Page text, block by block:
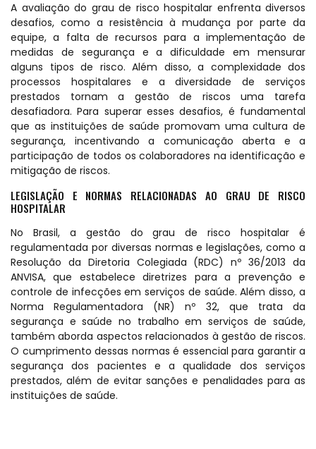
A avaliação do grau de risco hospitalar enfrenta diversos
desafios, como a resistência à mudança por parte da
equipe, a falta de recursos para a implementação de
medidas de segurança e a dificuldade em mensurar
alguns tipos de risco. Além disso, a complexidade dos
processos hospitalares e a diversidade de serviços
prestados tornam a gestão de riscos uma tarefa
desafiadora. Para superar esses desafios, é fundamental
que as instituições de saúde promovam uma cultura de
segurança, incentivando a comunicação aberta e a
participação de todos os colaboradores na identificação e
mitigação de riscos.
LEGISLAÇÃO E NORMAS RELACIONADAS AO GRAU DE RISCO
HOSPITALAR
No Brasil, a gestão do grau de risco hospitalar é
regulamentada por diversas normas e legislações, como a
Resolução da Diretoria Colegiada (RDC) nº 36/2013 da
ANVISA, que estabelece diretrizes para a prevenção e
controle de infecções em serviços de saúde. Além disso, a
Norma Regulamentadora (NR) nº 32, que trata da
segurança e saúde no trabalho em serviços de saúde,
também aborda aspectos relacionados à gestão de riscos.
O cumprimento dessas normas é essencial para garantir a
segurança dos pacientes e a qualidade dos serviços
prestados, além de evitar sanções e penalidades para as
instituições de saúde.